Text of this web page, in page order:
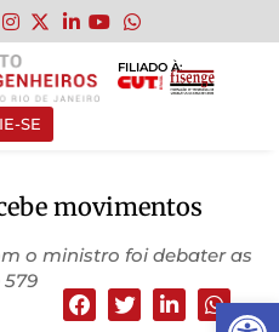
Abrir
FILIADO À:
SE
movimentos
o ministro foi debater as